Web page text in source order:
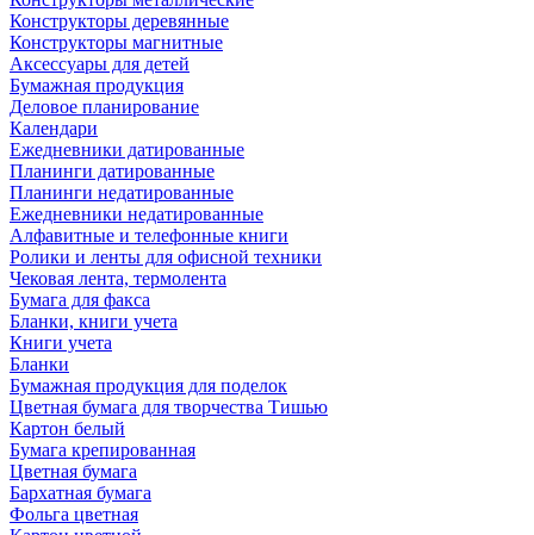
Конструкторы деревянные
Конструкторы магнитные
Аксессуары для детей
Бумажная продукция
Деловое планирование
Календари
Ежедневники датированные
Планинги датированные
Планинги недатированные
Ежедневники недатированные
Алфавитные и телефонные книги
Ролики и ленты для офисной техники
Чековая лента, термолента
Бумага для факса
Бланки, книги учета
Книги учета
Бланки
Бумажная продукция для поделок
Цветная бумага для творчества Тишью
Картон белый
Бумага крепированная
Цветная бумага
Бархатная бумага
Фольга цветная